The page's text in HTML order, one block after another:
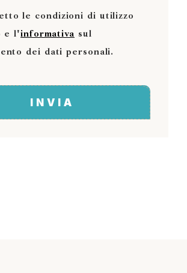
le condizioni di utilizzo
e l'informativa sul
dei dati personali.
INVIA